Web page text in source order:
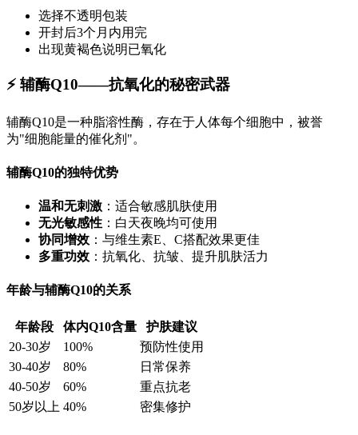
选择不透明包装
开封后3个月内用完
出现黄褐色说明已氧化
⚡ 辅酶Q10——抗氧化的秘密武器
辅酶Q10是一种脂溶性酶，存在于人体每个细胞中，被誉
为"细胞能量的催化剂"。
辅酶Q10的独特优势
温和无刺激 ：适合敏感肌肤使用
无光敏感性 ：白天夜晚均可使用
协同增效 ：与维生素E、C搭配效果更佳
多重功效 ：抗氧化、抗皱、提升肌肤活力
年龄与辅酶Q10的关系
年龄段 体内Q10含量
护肤建议
20-30岁
100%
预防性使用
30-40岁
80%
日常保养
40-50岁
60%
重点抗老
50岁以上 40% 密集修护